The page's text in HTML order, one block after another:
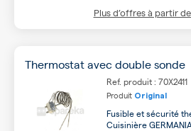
Plus d’offres à partir de
Thermostat avec double sonde
Ref. produit : 70X2411
Produit Original
Fusible et sécurité
Cuisinière